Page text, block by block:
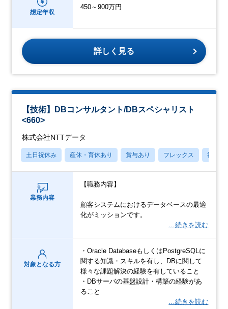
想定年収
450～900万円
詳しく見る
【技術】DBコンサルタント/DBスペシャリスト
<660>
株式会社NTTデータ
土日祝休み 産休・育休あり 賞与あり フレックス 社宅・
業務内容
【職務内容】
顧客システムにおけるデータベースの最適
化がミッションです。
…続きを読む
対象となる方
・Oracle DatabaseもしくはPostgreSQLに
関する知識・スキルを有し、DBに関して
様々な課題解決の経験を有していること
・DBサーバの基盤設計・構築の経験があ
ること
…続きを読む